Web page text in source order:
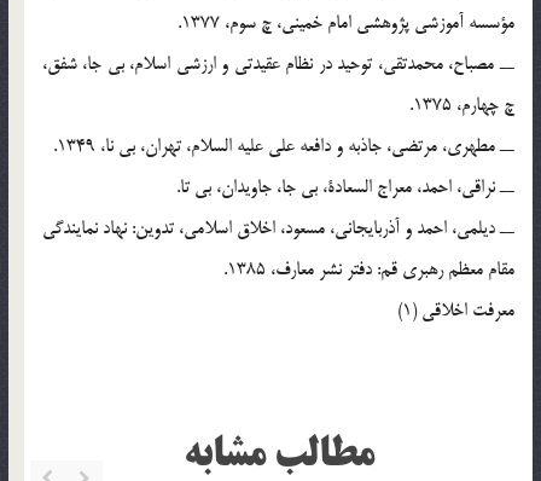
مؤسسه آموزشی پژوهشی امام خمینی، چ سوم، 1377.
ــ مصباح، محمدتقی، توحید در نظام عقیدتی و ارزشی اسلام، بی جا، شفق،
چ چهارم، 1375.
ــ مطهری، مرتضی، جاذبه و دافعه علی علیه السلام، تهران، بی نا، 1349.
ــ نراقی، احمد، معراج السعادة، بی جا، جاویدان، بی تا.
ــ دیلمی، احمد و آذربایجانی، مسعود، اخلاق اسلامی، تدوین: نهاد نمایندگی
مقام معظم رهبری قم: دفتر نشر معارف، 1385.
معرفت اخلاقی (1)
مطالب مشابه